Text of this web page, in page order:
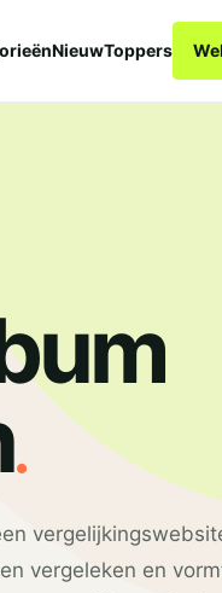
NieuwToppers
.
vergeleken en